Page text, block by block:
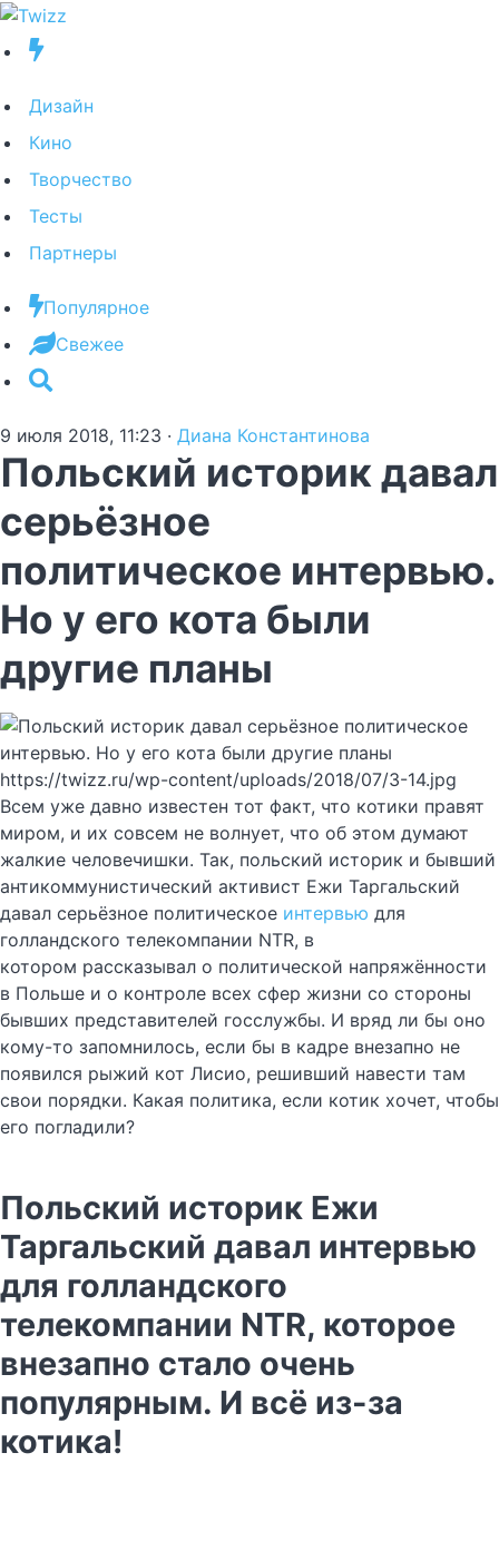
Дизайн
Кино
Творчество
Тесты
Партнеры
Популярное
Свежее
9 июля 2018, 11:23 · Диана Константинова
Польский историк давал
серьёзное
политическое интервью.
Но у его кота были
другие планы
https://twizz.ru/wp-content/uploads/2018/07/3-14.jpg
Всем уже давно известен тот факт, что котики правят
миром, и их совсем не волнует, что об этом думают
жалкие человечишки. Так, польский историк и бывший
антикоммунистический активист Ежи Таргальский
давал серьёзное политическое интервью для
голландского телекомпании NTR, в
котором рассказывал о политической напряжённости
в Польше и о контроле всех сфер жизни со стороны
бывших представителей госслужбы. И вряд ли бы оно
кому-то запомнилось, если бы в кадре внезапно не
появился рыжий кот Лисио, решивший навести там
свои порядки. Какая политика, если котик хочет, чтобы
его погладили?
Польский историк Ежи
Таргальский давал интервью
для голландского
телекомпании NTR, которое
внезапно стало очень
популярным. И всё из-за
котика!